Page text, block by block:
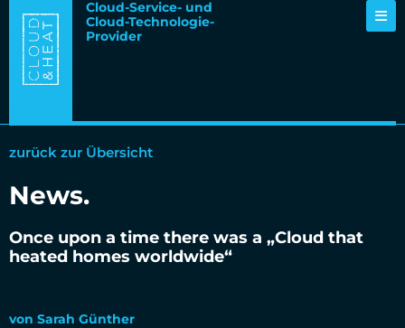
Cloud-Service- und
Cloud-Technologie-
Provider
zurück zur Übersicht
News.
Once upon a time there was a „Cloud that
heated homes worldwide“
von Sarah Günther